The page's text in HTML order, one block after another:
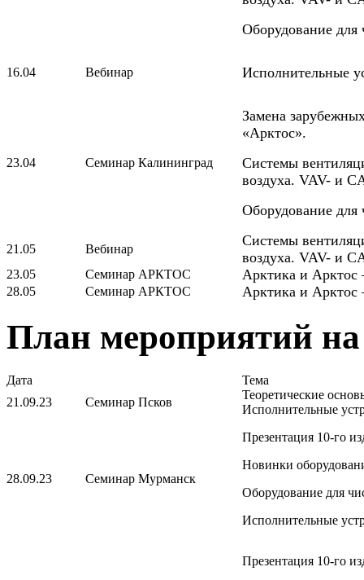
Оборудование
16.04 Вебинар Исполнительные
23.04 Семинар Калининград
Замена
«Арктос».
Системы
воздуха. VAV- и
Оборудование
21.05 Вебинар
Системы
воздуха. VAV- и
23.05 Семинар АРКТОС Арктика и Арктос
28.05 Семинар АРКТОС Арктика и Арктос
План мероприятий на
Дата
Тема
21.09.23
Семинар Псков
Теоретические
Исполнительные
28.09.23 Семинар Мурманск
Презентация 10-го
Новинки
Оборудование для
Исполнительные
Презентация 10-го